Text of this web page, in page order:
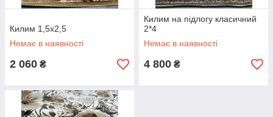
Килим 1,5х2,5
Немає в наявності
2 060 ₴
Килим на підлогу класичний
2*4
Немає в наявності
4 800 ₴